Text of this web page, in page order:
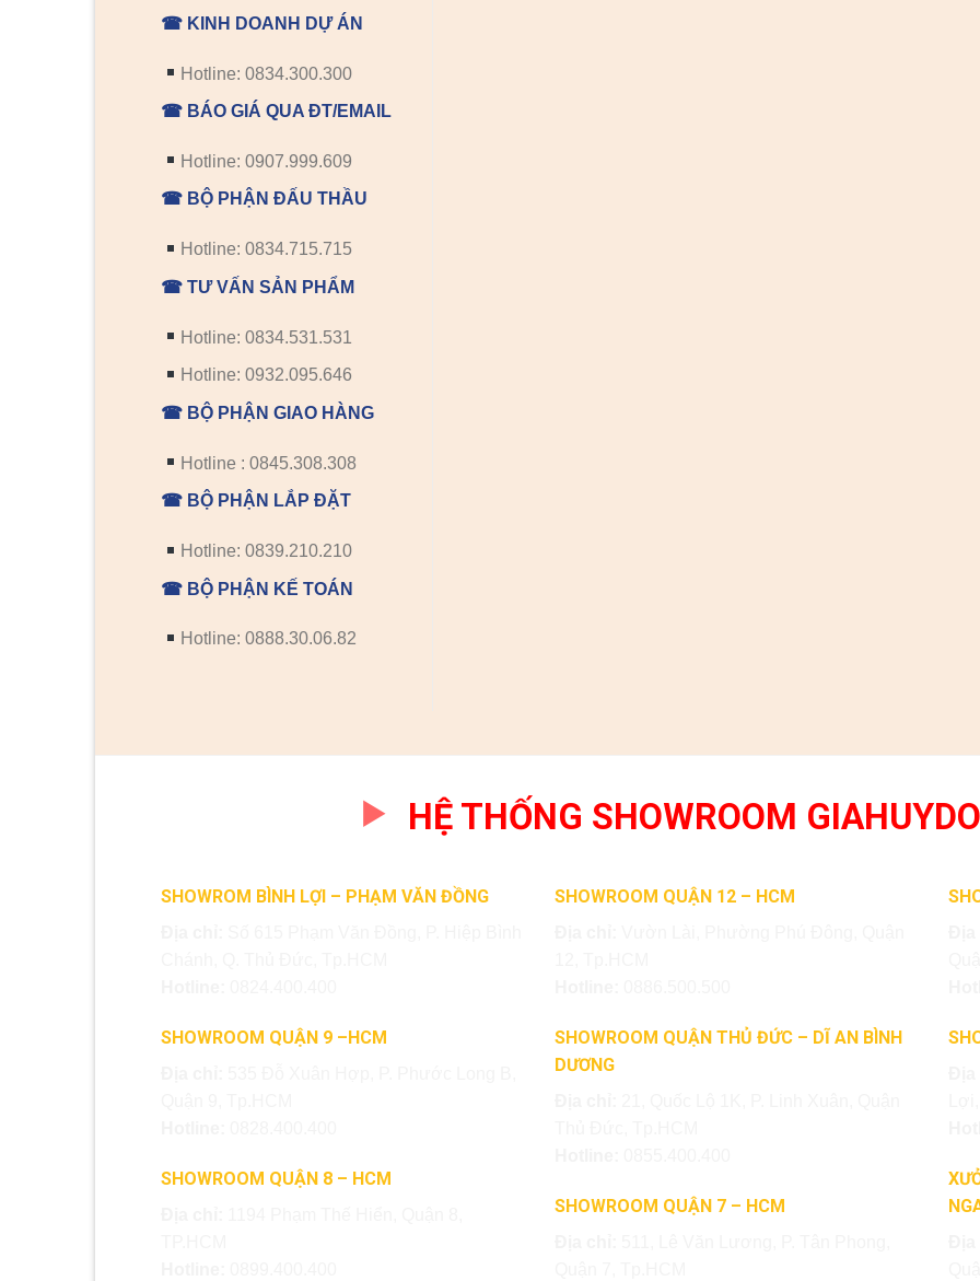
☎ KINH DOANH DỰ ÁN
Hotline: 0834.300.300
☎ BÁO GIÁ QUA ĐT/EMAIL
Hotline: 0907.999.609
☎ BỘ PHẬN ĐẤU THẦU
Hotline: 0834.715.715
☎ TƯ VẤN SẢN PHẨM
Hotline: 0834.531.531
Hotline: 0932.095.646
☎ BỘ PHẬN GIAO HÀNG
Hotline : 0845.308.308
☎ BỘ PHẬN LẮP ĐẶT
Hotline: 0839.210.210
☎ BỘ PHẬN KẾ TOÁN
Hotline: 0888.30.06.82
HỆ THỐNG SHOWROOM
SHOWROM BÌNH LỢI – PHẠM VĂN ĐỒNG
SHOWROOM QUẬN 9 –HCM
SHOWROOM QUẬN 8 – HCM
SHOWROOM QUẬN 12 – HCM
SHOWROOM QUẬN THỦ ĐỨC – DĨ AN BÌNH
DƯƠNG
SHOWROOM QUẬN 7 – HCM